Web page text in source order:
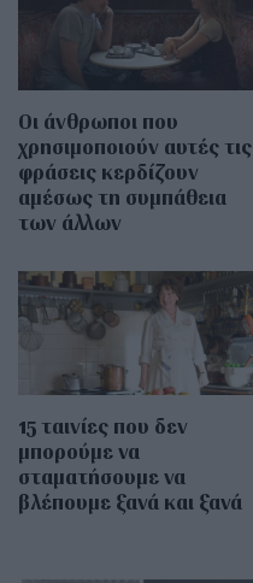
Οι άνθρωποι που
χρησιμοποιούν αυτές τις
φράσεις κερδίζουν
αμέσως τη συμπάθεια
των άλλων
15 ταινίες που δεν
μπορούμε να
σταματήσουμε να
βλέπουμε ξανά και ξανά